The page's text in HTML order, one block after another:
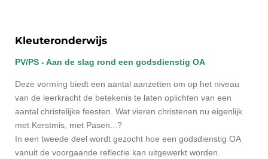
Kleuteronderwijs
PV/PS - Aan de slag rond een godsdienstig OA
Deze vorming biedt een aantal aanzetten om op het niveau
van de leerkracht de betekenis te laten oplichten van een
aantal christelijke feesten. Wat vieren christenen nu eigenlijk
met Kerstmis, met Pasen...?
In een tweede deel wordt gezocht hoe een godsdienstig OA
vanuit de voorgaande reflectie kan uitgewerkt worden.